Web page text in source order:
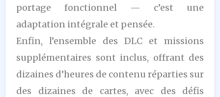
portage fonctionnel — c’est une
adaptation intégrale et pensée.
Enfin, l’ensemble des DLC et missions
supplémentaires sont inclus, offrant des
dizaines d’heures de contenu réparties sur
des dizaines de cartes, avec des défis